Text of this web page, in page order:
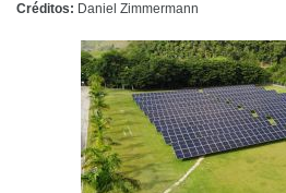
Créditos: Daniel Zimmermann